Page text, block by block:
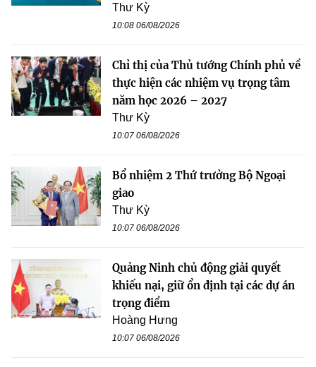
Thư Kỳ
10:08 06/08/2026
Chỉ thị của Thủ tướng Chính phủ về
thực hiện các nhiệm vụ trọng tâm
năm học 2026 – 2027
Thư Kỳ
10:07 06/08/2026
Bổ nhiệm 2 Thứ trưởng Bộ Ngoại
giao
Thư Kỳ
10:07 06/08/2026
Quảng Ninh chủ động giải quyết
khiếu nại, giữ ổn định tại các dự án
trọng điểm
Hoàng Hưng
10:07 06/08/2026